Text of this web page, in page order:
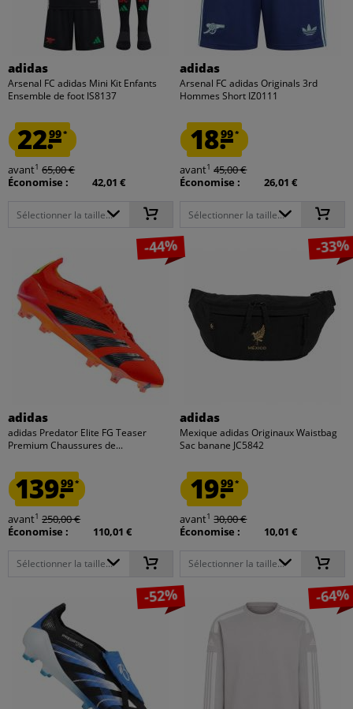
adidas
Arsenal FC adidas Mini Kit Enfants
Ensemble de foot IS8137
22.99*
avant1 65,00 €
Économise :
42,01 €
Sélectionner la taille...
adidas
Arsenal FC adidas Originals 3rd
Hommes Short IZ0111
18.99*
avant1 45,00 €
Économise :
26,01 €
Sélectionner la taille...
-44%
adidas
adidas Predator Elite FG Teaser
Premium Chaussures de...
139.99*
avant1 250,00 €
Économise :
110,01 €
Sélectionner la taille...
-33%
adidas
Mexique adidas Originaux Waistbag
Sac banane JC5842
19.99*
avant1 30,00 €
Économise :
10,01 €
Sélectionner la taille...
-52% -64%